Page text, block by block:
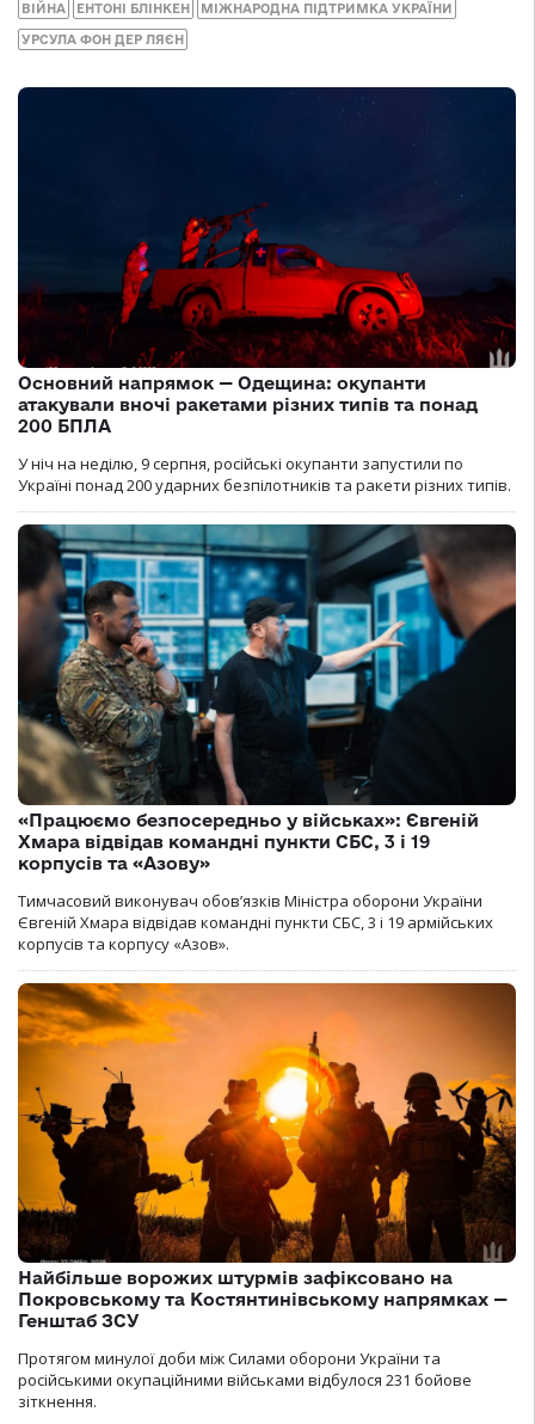
ВІЙНА ЕНТОНІ БЛІНКЕН МІЖНАРОДНА ПІДТРИМКА УКРАЇНИ
УРСУЛА ФОН ДЕР ЛЯЄН
Основний напрямок — Одещина: окупанти
атакували вночі ракетами різних типів та понад
200 БПЛА
У ніч на неділю, 9 серпня, російські окупанти запустили по
Україні понад 200 ударних безпілотників та ракети різних типів.
«Працюємо безпосередньо у військах»: Євгеній
Хмара відвідав командні пункти СБС, 3 і 19
корпусів та «Азову»
Тимчасовий виконувач обов’язків Міністра оборони України
Євгеній Хмара відвідав командні пункти СБС, 3 і 19 армійських
корпусів та корпусу «Азов».
Найбільше ворожих штурмів зафіксовано на
Покровському та Костянтинівському напрямках —
Генштаб ЗСУ
Протягом минулої доби між Силами оборони України та
російськими окупаційними військами відбулося 231 бойове
зіткнення.